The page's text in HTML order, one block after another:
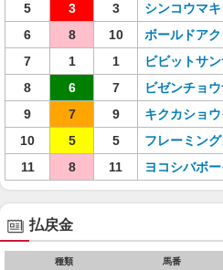
5
3 3 シンコウマ
6
8 10 ボールドア
7
1 1 ビビットサ
8
6 7 ビゼンチョ
9
7 9 キクカショ
10
5 5 フレーミン
11
8 11 ヨコシバボー
払戻金
種類 馬番